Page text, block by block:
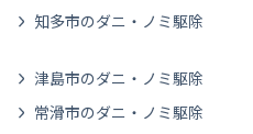
知多市のダニ・ノミ駆除
津島市のダニ・ノミ駆除
常滑市のダニ・ノミ駆除